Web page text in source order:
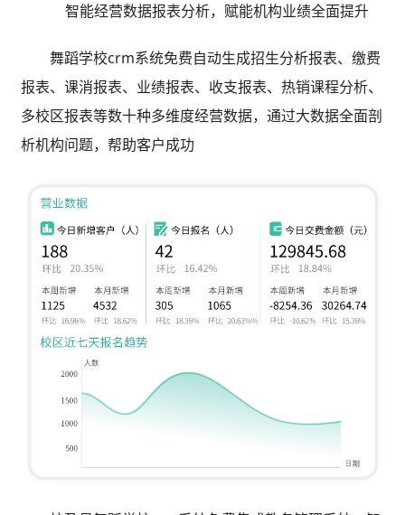
智能经营数据报表分析，赋能机构业绩全面提升
舞蹈学校crm系统免费自动生成招生分析报表、缴费
报表、课消报表、业绩报表、收支报表、热销课程分析、
多校区报表等数十种多维度经营数据，通过大数据全面剖
析机构问题，帮助客户成功